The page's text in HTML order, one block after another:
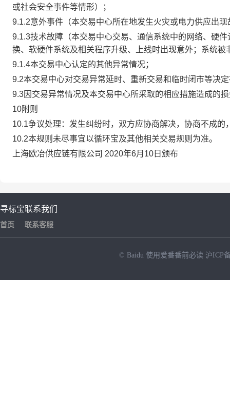
或社会安全事件等情形）；
9.1.2意外事件（本交易中心所在地发生火灾或电力供应出
9.1.3技术故障（本交易中心交易、通信系统中的网络、硬
换、软硬件系统及相关程序升级、上线时出现意外；系统
9.1.4本交易中心认定的其他异常情况；
9.2本交易中心对交易异常延时、重新交易和临时闭市等决
9.3因交易异常情况及本交易中心所采取的相应措施造成的
10附则
10.1争议处理：发生纠纷时，双方应协商解决，协商不成
10.2本规则未尽事宜以循环宝及其他相关交易规则为准。
上海欧冶供应链有限公司 2020年6月10日颁布
寻标宝
首页
联系我们
联系客服
© Baidu 使用爱番番前必读 沪ICP